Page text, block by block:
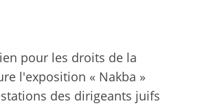
pour les droits de la
l'exposition « Nakba »
des dirigeants juifs